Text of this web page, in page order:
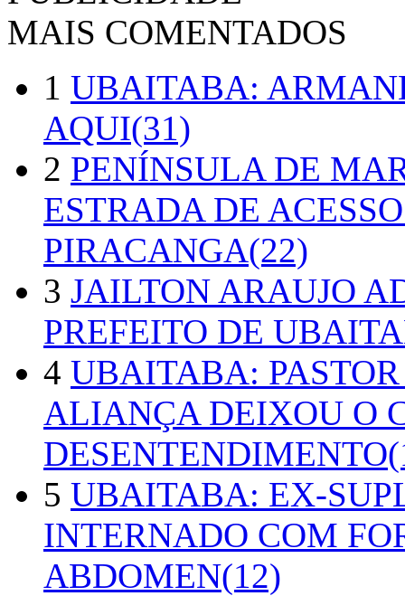
MAIS COMENTADOS
1 UBAITABA:
AQUI(31)
2 PENÍNSULA DE
ESTRADA DE
PIRACANGA(22)
3 JAILTON ARAUJO
PREFEITO DE
4 UBAITABA:
ALIANÇA DEIXOU O
5 UBAITABA: EX-
INTERNADO COM
ABDOMEN(12)